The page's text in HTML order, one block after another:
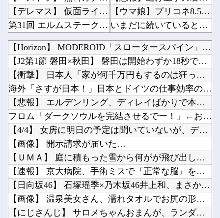
【デレマス】 仮面ライダーバロンＰ第２話「蒼翼の乙女」
第31回 エルムステークス(GⅢ)
【FGO】 夜kunさんのモルガンイラスト！！ 蝶の羽好きです！
【艦これ】 今日から横須賀のカレー機関開幕か・・・！
勝ったのだ！
Powered by livedoor 相互RSS
【ウマ娘】プリコネ8.5周年直前生放送にて、プリコネ×ウマ娘コラボの開催について告知が！？...
いまだに続いていると聞いてビビる漫画「ながされて藍蘭島」「咲」「らき☆すた」他
【にじ甲2026】冷静に考えるとなんだこのえっっっな格好は…？他
【ラブライブ！】降幡愛さんがドッキリGPに出演！！！！他
【募】カナン様はあくまでチョロいでエッチしたいキャラ【画像】他
岸田文雄「日米の為替介入は一時しのぎに過ぎない。私なら円を強くすることが出来る」他
海外「日本は戦勝国なんだよ」 戦後の日本人の特別な生き様に各国から称賛の声他
【にじさんじ】ソフィ「８８８✨ ぞろ目ってなんか嬉しくなるよね！！」他
お前らが思う「バカゲー」って何？他
シャープ、シンプルで使いやすいオーブンレンジ「RE-WF187」他
Powered by livedoor 相互RSS
【Horizon】 MODEROID「スロータースパイン」プ...
【J2第1節 磐田×秋田】 磐田は開始わずか18秒で先制に成...
【衝撃】 日本人「家が何千万円もするのは狂ってる」大工「はぁ...
海外「さすが日本！」日本とドイツの仕事効率の差が分かる数字に...
【悲報】 エルデンリング、ディレイばかりで本当に面白くないこ...
フロム「ダークソウルを完結させるでー！」←おおええやん
【4/4】 女房に明日の予定は聞いていないが、デートにでも誘...
【画像】 開示請求が届いた…
【ＵＭＡ】 庭に積もった雪から何がが飛び出していた。これは何...
【速報】 京大病院、手術ミスで『正常な脳』を摘出 → 患者は...
【日向坂46】 石塚瑶季×乃木坂46井上和、まさかの裏話・・...
【画像】 温泉美女さん、濡れタオルでお尻の形が透けてしまう
【にじさんじ】 サロメちゃんおまんが、ランダム配置の暗証番号...